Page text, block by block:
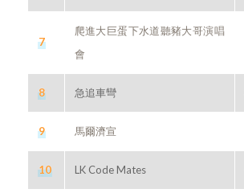
7
爬進大巨蛋下水道聽豬大哥演唱
會
8 急追車彎
9 馬爾濟宣
10 LK Code Mates